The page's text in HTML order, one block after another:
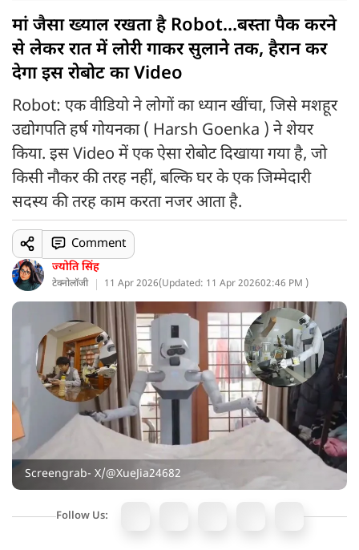
मां जैसा ख्याल रखता है Robot...बस्ता पैक करने
से लेकर रात में लोरी गाकर सुलाने तक, हैरान कर
देगा इस रोबोट का Video
Robot: एक वीडियो ने लोगों का ध्यान खींचा, जिसे मशहूर
उद्योगपति हर्ष गोयनका ( Harsh Goenka ) ने शेयर
किया. इस Video में एक ऐसा रोबोट दिखाया गया है, जो
किसी नौकर की तरह नहीं, बल्कि घर के एक जिम्मेदारी
सदस्य की तरह काम करता नजर आता है.
ज्योति सिंह
टेक्नोलॉजी 11 Apr 2026(Updated: 11 Apr 202602:46 PM )
Comment
Screengrab- X/@XueJia24682
Follow Us: